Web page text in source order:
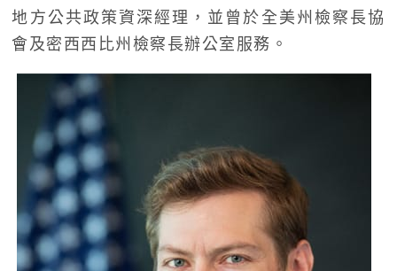
地方公共政策資深經理，並曾於全美州檢察長協
會及密西西比州檢察長辦公室服務。